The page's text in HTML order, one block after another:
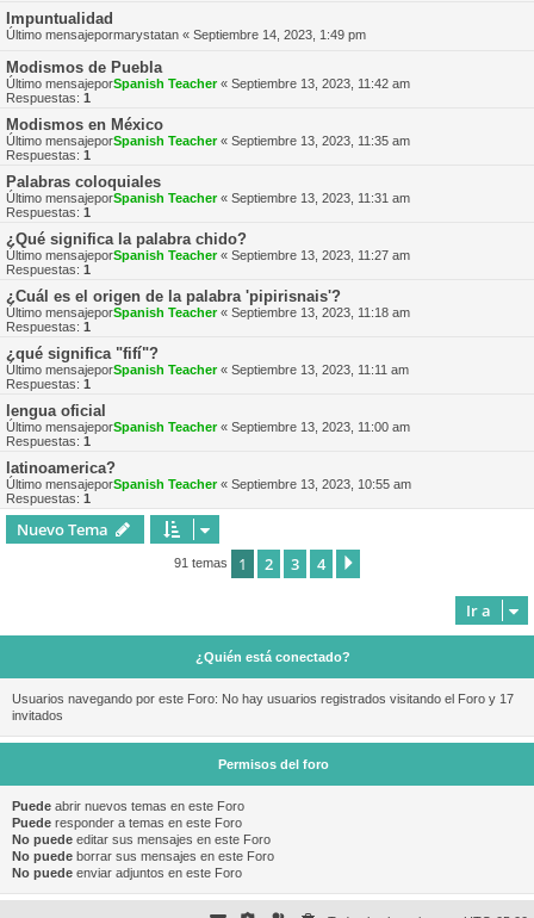
Impuntualidad
Último mensajepormarystatan « Septiembre 14, 2023, 1:49 pm
Modismos de Puebla
Último mensajeporSpanish Teacher« Septiembre 13, 2023, 11:42 am
Respuestas: 1
Modismos en México
Último mensajeporSpanish Teacher« Septiembre 13, 2023, 11:35 am
Respuestas: 1
Palabras coloquiales
Último mensajeporSpanish Teacher« Septiembre 13, 2023, 11:31 am
Respuestas: 1
¿Qué significa la palabra chido?
Último mensajeporSpanish Teacher« Septiembre 13, 2023, 11:27 am
Respuestas: 1
¿Cuál es el origen de la palabra 'pipirisnais'?
Último mensajeporSpanish Teacher« Septiembre 13, 2023, 11:18 am
Respuestas: 1
¿qué significa "fifí"?
Último mensajeporSpanish Teacher« Septiembre 13, 2023, 11:11 am
Respuestas: 1
lengua oficial
Último mensajeporSpanish Teacher« Septiembre 13, 2023, 11:00 am
Respuestas: 1
latinoamerica?
Último mensajeporSpanish Teacher« Septiembre 13, 2023, 10:55 am
Respuestas: 1
Nuevo Tema
91 temas 1 2 3 4
Ir a
¿Quién está conectado?
Usuarios navegando por este Foro: No hay usuarios registrados visitando el Foro y 17
invitados
Permisos del foro
Puede abrir nuevos temas en este Foro
Puede responder a temas en este Foro
No puede editar sus mensajes en este Foro
No puede borrar sus mensajes en este Foro
No puede enviar adjuntos en este Foro